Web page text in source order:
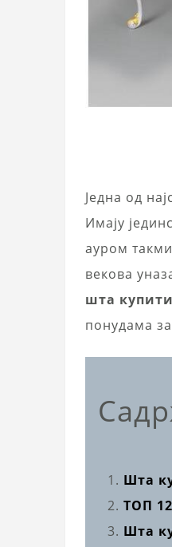
Једна од
Имају
ауром
векова
шта
понудама
Шта
ТОП
Шта